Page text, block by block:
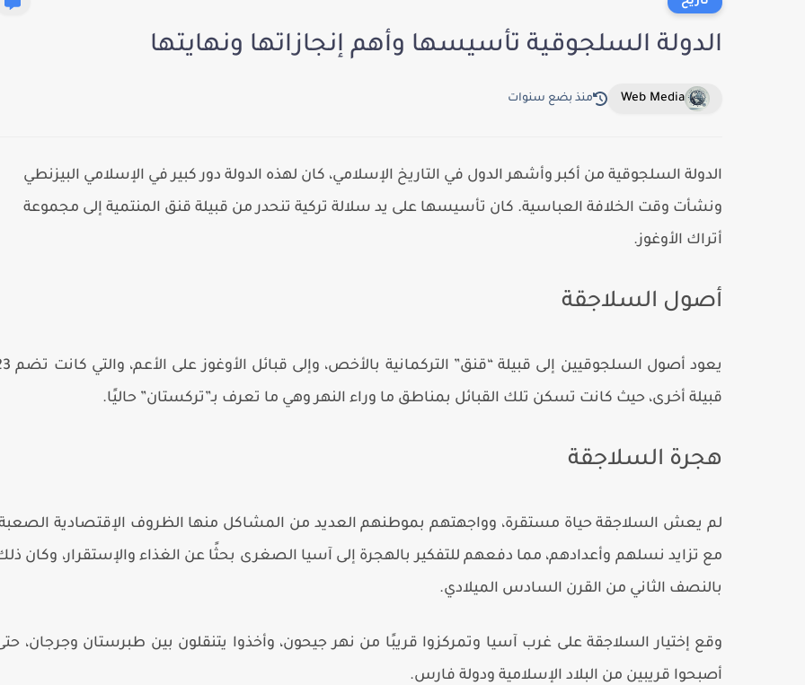
الدولة السلجوقية تأسيسها وأهم إنجازاتها ونهايتها
Web Media منذ بضع سنوات
الدولة السلجوقية من أكبر وأشهر الدول في التاريخ الإسلامي، كان لهذه الدولة دور كبير في الإسلامي البيزنطي
ونشأت وقت الخلافة العباسية. كان تأسيسها على يد سلالة تركية تنحدر من قبيلة قنق المنتمية إلى مجموعة
أتراك الأوغوز.
أصول السلاجقة
يعود أصول السلجوقيين إلى قبيلة “قنق” التركمانية
قبيلة أخرى، حيث كانت تسكن تلك القبائل بمناطق ما وراء النهر وهي ما تعرف بـ”تركستان” حاليًا.
هجرة السلاجقة
لم يعش السلاجقة حياة مستقرة، وواجهتهم بموطنهم العديد من المشاكل منها الظروف الإقتصادية
مع تزايد نسلهم وأعدادهم، مما دفعهم للتفكير بالهجرة إلى آسيا الصغرى بحثًا عن الغذاء والإستقرار، وكان
بالنصف الثاني من القرن السادس الميلادي.
وقع إختيار السلاجقة على غرب آسيا وتمركزوا قريبًا من نهر جيحون، وأخذوا يتنقلون بين طبرستان وجرجان،
أصبحوا قريبين من البلاد الإسلامية ودولة فارس.